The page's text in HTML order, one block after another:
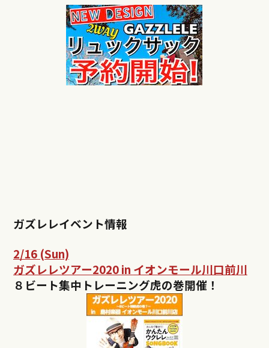
ガズレレイベント情報
2/16 (Sun)
ガズレレツアー2020 in イオンモール川口前川
８ビート集中トレーニング虎の巻開催！